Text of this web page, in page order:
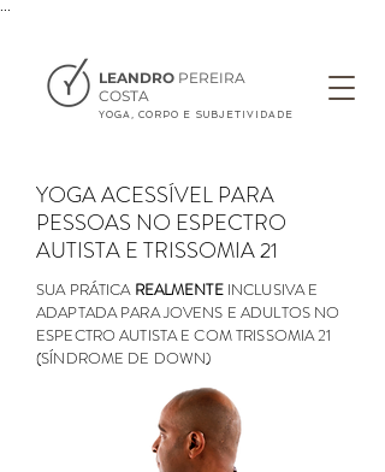
LEANDRO PEREIRA
COSTA
YOGA, CORPO E SUBJETIVIDADE
YOGA ACESSÍVEL PARA
PESSOAS NO ESPECTRO
AUTISTA E TRISSOMIA 21
SUA PRÁTICA REALMENTEINCLUSIVA E
ADAPTADA PARA JOVENS E ADULTOS NO
ESPECTRO AUTISTA E COM TRISSOMIA 21
(SÍNDROME DE DOWN)